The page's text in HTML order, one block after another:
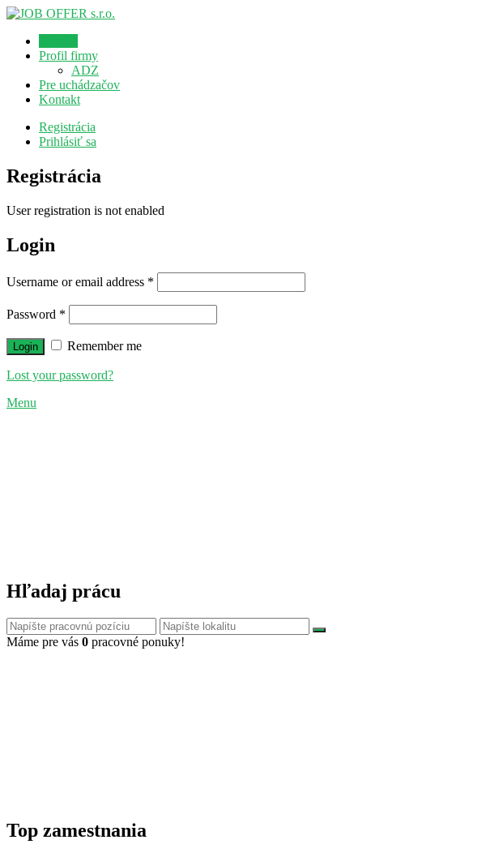
Profil firmy
ADZ
Pre uchádzačov
Kontakt
Registrácia
Prihlásiť sa
Registrácia
User registration is not enabled
Login
Username or email address *
Password *
Remember me
Lost your password?
Menu
Hľadaj prácu
Máme pre vás 0 pracovné ponuky!
Top zamestnania